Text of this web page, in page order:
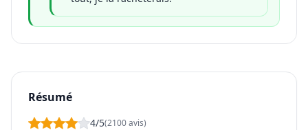
Résumé
4/5(2100 avis)